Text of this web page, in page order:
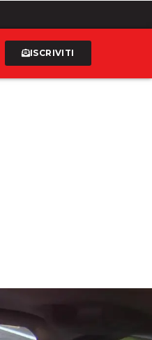
ISCRIVITI